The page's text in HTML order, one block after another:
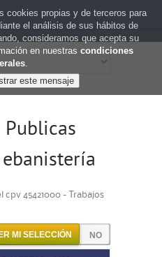
cpv 45421000 - Trabajos
MI SELECCIÓN
cookies propias y de terceros para
el análisis de sus hábitos de
consideramos que acepta su
en nuestras condiciones
.